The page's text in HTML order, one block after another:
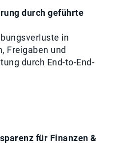
durch geführte
in
Freigaben und
durch End-to-End-
für Finanzen &